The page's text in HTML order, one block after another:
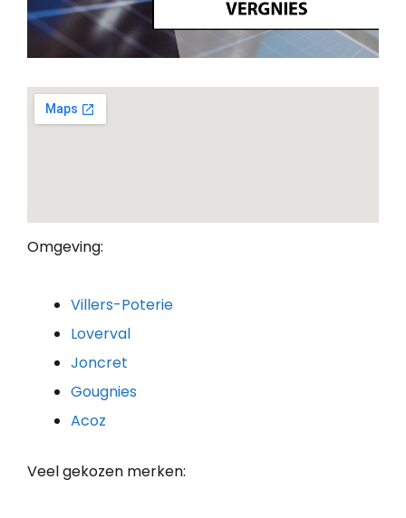
Omgeving:
Villers-Poterie
Loverval
Joncret
Gougnies
Acoz
Veel gekozen merken: